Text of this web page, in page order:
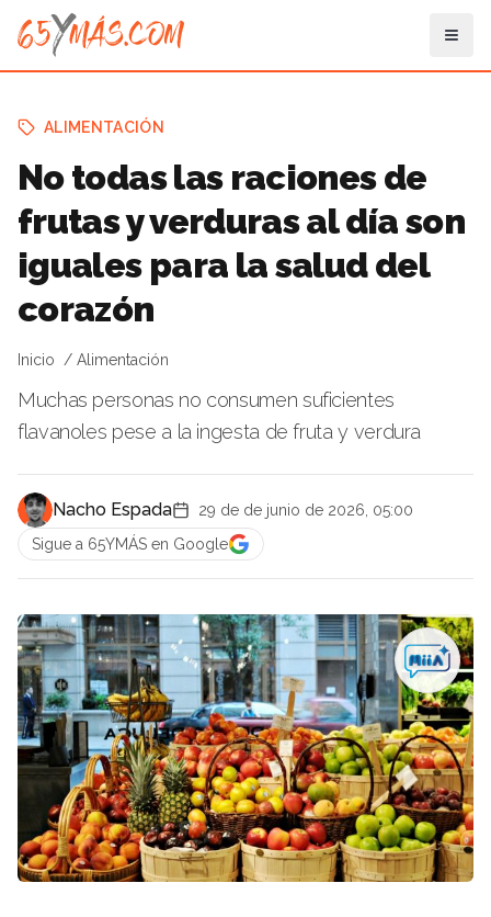
ALIMENTACIÓN
No todas las raciones de
frutas y verduras al día son
iguales para la salud del
corazón
Inicio Alimentación
Muchas personas no consumen suficientes
flavanoles pese a la ingesta de fruta y verdura
Nacho Espada
29 de de junio de 2026, 05:00
Sigue a 65YMÁS en Google